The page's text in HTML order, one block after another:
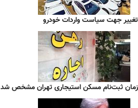
تغییر جهت سیاست واردات خودرو
زمان ثبت‌نام مسکن استیجاری تهران مشخص شد